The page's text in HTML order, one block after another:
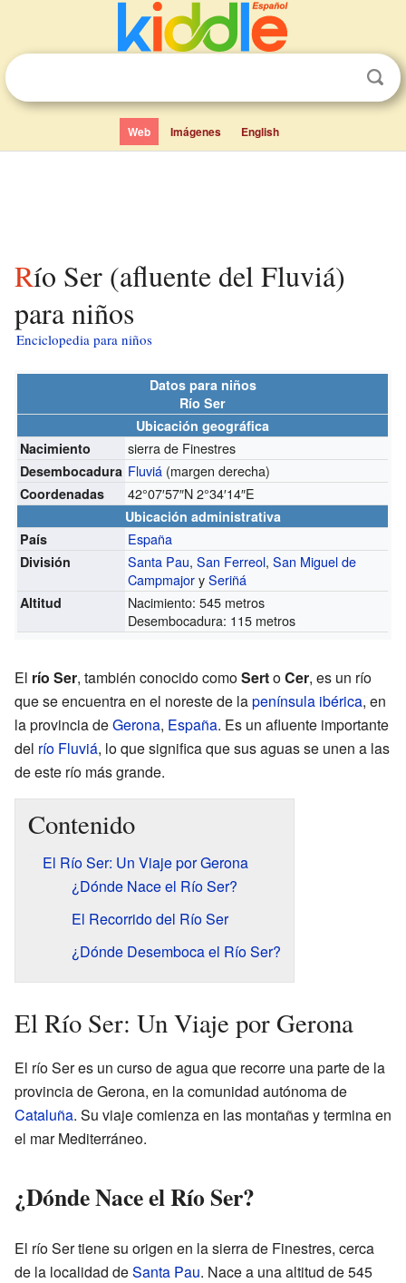
Web Imágenes English
Río Ser (afluente del Fluviá)
para niños
Enciclopedia para niños
Datos para niños
Río Ser
Ubicación geográfica
Nacimiento
sierra de Finestres
Desembocadura Fluviá (margen derecha)
Coordenadas 42°07′57″N2°34′14″E
Ubicación administrativa
País
España
División Santa Pau,San Ferreol,San Miguel de
CampmajorySeriñá
Altitud
Nacimiento: 545 metros
Desembocadura: 115 metros
El río Ser, también conocido comoSertoCer, es un río
que se encuentra en el noreste de lapenínsula ibérica, en
la provincia deGerona, España. Es un afluente importante
del río Fluviá, lo que significa que sus aguas se unen a las
de este río más grande.
Contenido
El Río Ser: Un Viaje por Gerona
¿Dónde Nace el Río Ser?
El Recorrido del Río Ser
¿Dónde Desemboca el Río Ser?
El Río Ser: Un Viaje por Gerona
El río Ser es un curso de agua que recorre una parte de la
provincia de Gerona, en la comunidad autónoma de
Cataluña. Su viaje comienza en las montañas y termina en
el mar Mediterráneo.
¿Dónde Nace el Río Ser?
El río Ser tiene su origen en la sierra de Finestres, cerca
de la localidad deSanta Pau. Nace a una altitud de 545